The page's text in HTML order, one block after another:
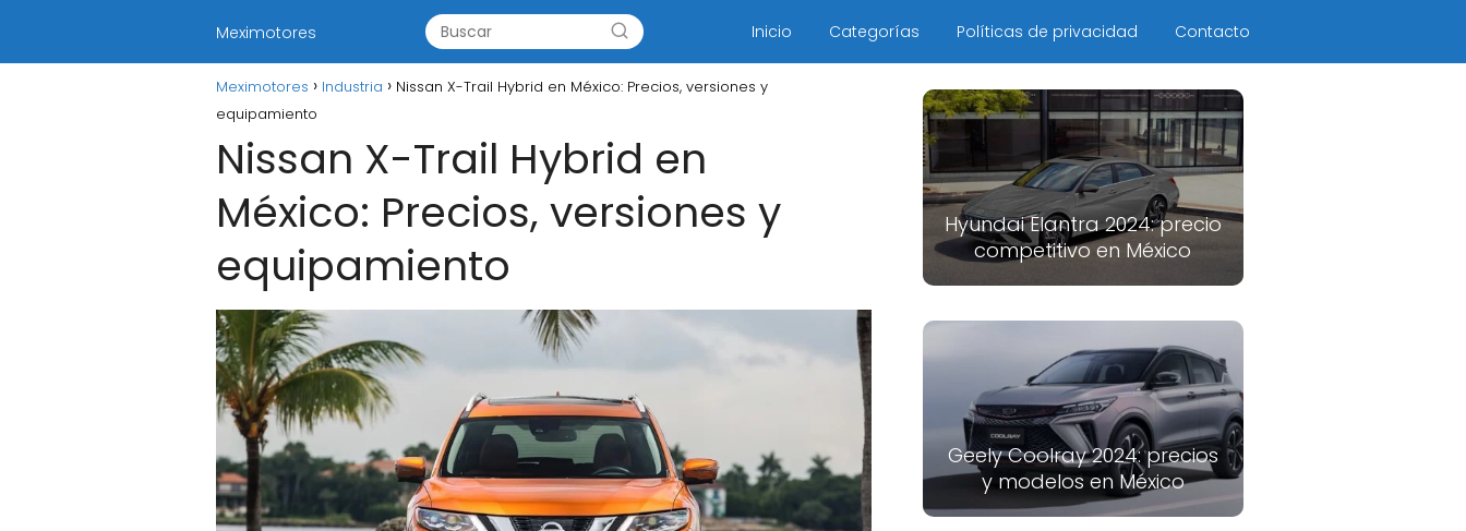
Meximotores Inicio Categorías Políticas de privacidad Contacto
Meximotores Industria
Nissan X-Trail Hybrid en México: Precios, versiones y
equipamiento
Nissan X-Trail Hybrid en
México: Precios, versiones y
equipamiento
Hyundai Elantra 2024: precio
competitivo en México
Geely Coolray 2024: precios
y modelos en México